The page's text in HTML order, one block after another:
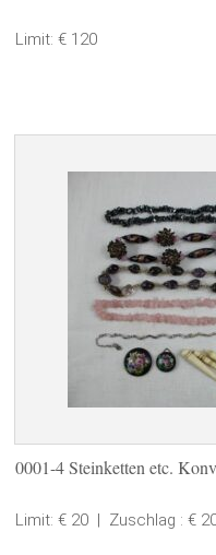
Limit: € 120
0001-4 Steinketten etc.
Limit: € 20 | Zuschlag : €